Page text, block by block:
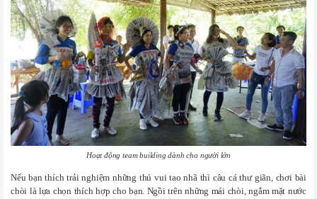
Hoạt động team building dành cho người lớn
Nếu bạn thích trải nghiệm những thú vui tao nhã thì câu cá thư giãn, chơi bài
chòi là lựa chọn thích hợp cho bạn. Ngồi trên những mái chòi, ngắm mặt nước